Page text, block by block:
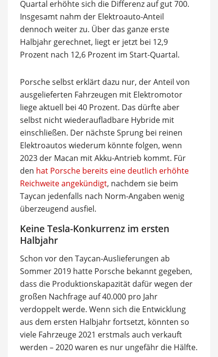
Quartal erhöhte sich die Differenz auf gut 700.
Insgesamt nahm der Elektroauto-Anteil
dennoch weiter zu. Über das ganze erste
Halbjahr gerechnet, liegt er jetzt bei 12,9
Prozent nach 12,6 Prozent im Start-Quartal.
Porsche selbst erklärt dazu nur, der Anteil von
ausgelieferten Fahrzeugen mit Elektromotor
liege aktuell bei 40 Prozent. Das dürfte aber
selbst nicht wiederaufladbare Hybride mit
einschließen. Der nächste Sprung bei reinen
Elektroautos wiederum könnte folgen, wenn
2023 der Macan mit Akku-Antrieb kommt. Für
den hat Porsche bereits eine deutlich erhöhte
Reichweite angekündigt, nachdem sie beim
Taycan jedenfalls nach Norm-Angaben wenig
überzeugend ausfiel.
Keine Tesla-Konkurrenz im ersten
Halbjahr
Schon vor den Taycan-Auslieferungen ab
Sommer 2019 hatte Porsche bekannt gegeben,
dass die Produktionskapazität dafür wegen der
großen Nachfrage auf 40.000 pro Jahr
verdoppelt werde. Wenn sich die Entwicklung
aus dem ersten Halbjahr fortsetzt, könnten so
viele Fahrzeuge 2021 erstmals auch verkauft
werden – 2020 waren es nur ungefähr die Hälfte.